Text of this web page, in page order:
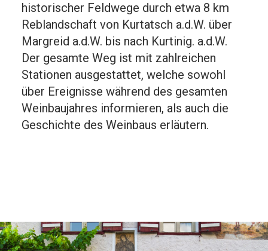
historischer Feldwege durch etwa 8 km
Reblandschaft von Kurtatsch a.d.W. über
Margreid a.d.W. bis nach Kurtinig. a.d.W.
Der gesamte Weg ist mit zahlreichen
Stationen ausgestattet, welche sowohl
über Ereignisse während des gesamten
Weinbaujahres informieren, als auch die
Geschichte des Weinbaus erläutern.